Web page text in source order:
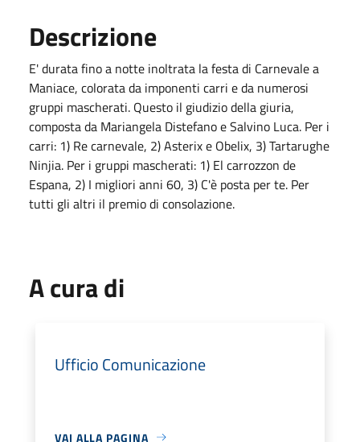
Descrizione
E' durata fino a notte inoltrata la festa di Carnevale a
Maniace, colorata da imponenti carri e da numerosi
gruppi mascherati. Questo il giudizio della giuria,
composta da Mariangela Distefano e Salvino Luca. Per i
carri: 1) Re carnevale, 2) Asterix e Obelix, 3) Tartarughe
Ninjia. Per i gruppi mascherati: 1) El carrozzon de
Espana, 2) I migliori anni 60, 3) C'è posta per te. Per
tutti gli altri il premio di consolazione.
A cura di
Ufficio Comunicazione
VAI ALLA PAGINA